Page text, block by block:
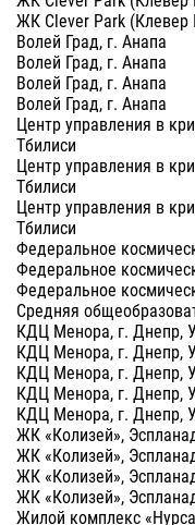
ЖК Clever Park (Клевер
Волей Град, г. Анапа
Волей Град, г. Анапа
Волей Град, г. Анапа
Волей Град, г. Анапа
Центр управления в
Тбилиси
Центр управления в
Тбилиси
Центр управления в
Тбилиси
Федеральное
Федеральное
Федеральное
Средняя
КДЦ Менора, г. Днепр,
КДЦ Менора, г. Днепр,
КДЦ Менора, г. Днепр,
КДЦ Менора, г. Днепр,
КДЦ Менора, г. Днепр,
ЖК «Колизей»,
ЖК «Колизей»,
ЖК «Колизей»,
ЖК «Колизей»,
Жилой комплекс